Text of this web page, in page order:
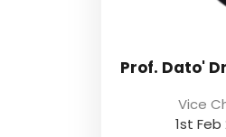
Prof. Dato'
Vice
1st Feb